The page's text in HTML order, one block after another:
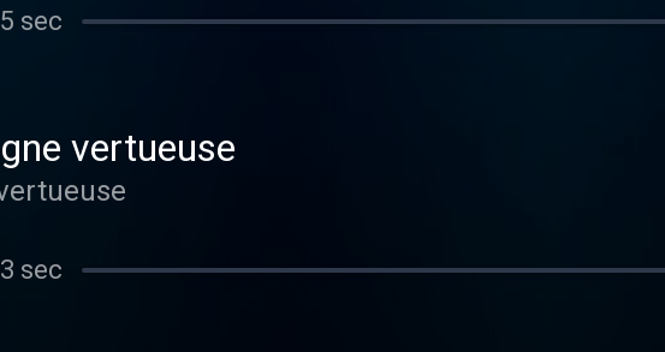
sec
vertueuse
sec